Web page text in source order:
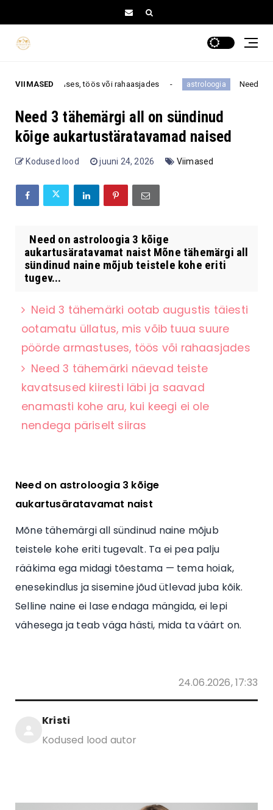
VIIMASEDtöös või rahaasjades astroloogia Need 3 tähemärki
Need 3 tähemärgi all on sündinud
kõige aukartustäratavamad naised
Kodused lood juuni 24, 2026 Viimased
Need on astroloogia 3 kõige
aukartusäratavamat naist Mõne tähemärgi all
sündinud naine mõjub teistele kohe eriti
tugev...
Neid 3 tähemärki ootab augustis täiesti
ootamatu üllatus, mis võib tuua suure
pöörde armastuses, töös või rahaasjades
Need 3 tähemärki näevad teiste
kavatsused kiiresti läbi ja saavad
enamasti kohe aru, kui keegi ei ole
nendega päriselt siiras
Need on astroloogia 3 kõige
aukartusäratavamat naist
Mõne tähemärgi all sündinud naine mõjub
teistele kohe eriti tugevalt. Ta ei pea palju
rääkima ega midagi tõestama — tema hoiak,
enesekindlus ja sisemine jõud ütlevad juba kõik.
Selline naine ei lase endaga mängida, ei lepi
vähesega ja teab väga hästi, mida ta väärt on.
24.06.2026, 17:33
Kristi
Kodused lood autor